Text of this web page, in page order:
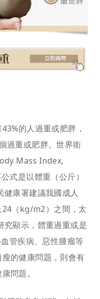
的人過重或肥胖，
過重或肥胖。世界衛
Mass Index,
式是以體重（公斤）
健康署建議我國成人
（kg/m2）之間，太
究顯示，體重過重或是
管疾病、惡性腫瘤等
的健康問題，則會有
問題。